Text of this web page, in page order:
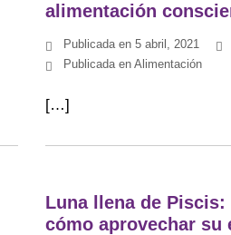
alimentación
Publicada en 5 abril, 2021
Publicada en Alimentación
[…]
Luna llena de
cómo aprovechar su